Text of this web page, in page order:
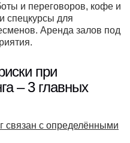
и переговоров, кофе и
спецкурсы для
Аренда залов под
при
– 3 главных
связан с определёнными